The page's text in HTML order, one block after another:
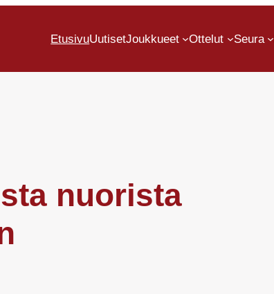
EtusivuUutisetJoukkueet Ottelut Seura
nuorista